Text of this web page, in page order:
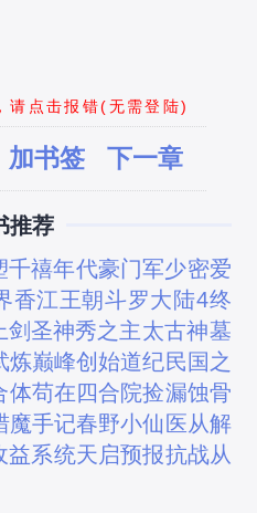
请点击报错(无需登陆)
加书签 下一章
推荐
千禧年代豪门军少密爱
香江王朝斗罗大陆4终
剑圣神秀之主太古神墓
炼巅峰创始道纪民国之
体苟在四合院捡漏蚀骨
魔手记春野小仙医从解
益系统天启预报抗战从